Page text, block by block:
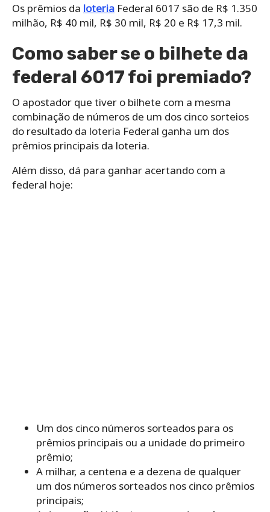
Os prêmios da loteria Federal 6017 são de R$ 1.350
milhão, R$ 40 mil, R$ 30 mil, R$ 20 e R$ 17,3 mil.
Como saber se o bilhete da
federal 6017 foi premiado?
O apostador que tiver o bilhete com a mesma
combinação de números de um dos cinco sorteios
do resultado da loteria Federal ganha um dos
prêmios principais da loteria.
Além disso, dá para ganhar acertando com a
federal hoje:
Um dos cinco números sorteados para os
prêmios principais ou a unidade do primeiro
prêmio;
A milhar, a centena e a dezena de qualquer
um dos números sorteados nos cinco prêmios
principais;